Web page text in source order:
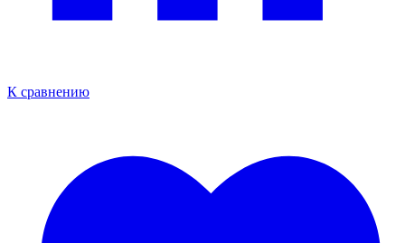
К сравнению